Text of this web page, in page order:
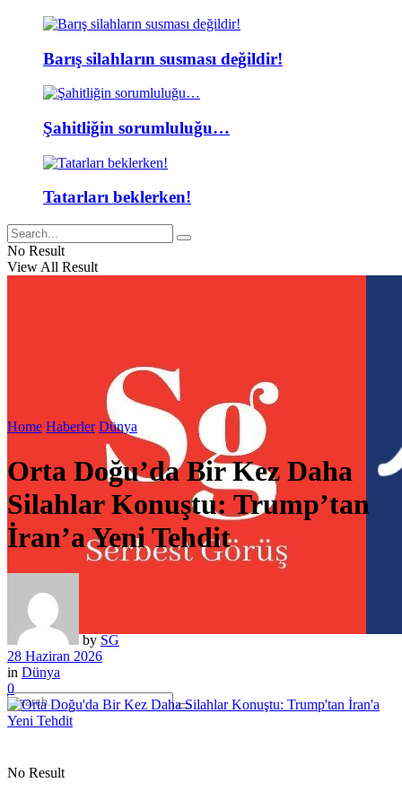
Barış silahların susması değildir!
Şahitliğin sorumluluğu…
Tatarları beklerken!
No Result
View All Result
No Result
Home Haberler Dünya
Orta Doğu’da Bir Kez Daha
Silahlar Konuştu: Trump’tan
İran’a Yeni Tehdit
by SG
28 Haziran 2026
in Dünya
0